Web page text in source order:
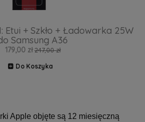
Etui + Szkło + Ładowarka 25W
Samsung A36
179,00 zł 247,00 zł
Do Koszyka
Apple objęte są 12 miesięczną